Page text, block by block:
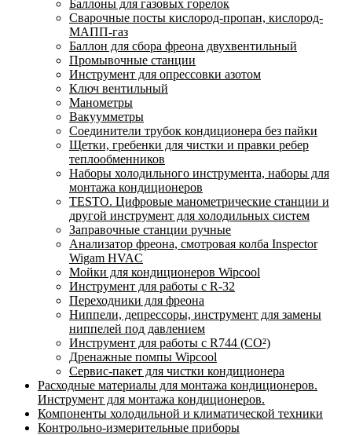
Баллоны для газовых горелок
Сварочные посты кислород-пропан, кислород-
МАПП-газ
Баллон для сбора фреона двухвентильный
Промывочные станции
Инструмент для опрессовки азотом
Ключ вентильный
Манометры
Вакуумметры
Соединители трубок кондиционера без пайки
Щетки, гребенки для чистки и правки ребер
теплообменников
Наборы холодильного инструмента, наборы для
монтажа кондиционеров
TESTO. Цифровые манометрические станции и
другой инструмент для холодильных систем
Заправочные станции ручные
Анализатор фреона, смотровая колба Inspector
Wigam HVAC
Мойки для кондиционеров Wipcool
Инструмент для работы с R-32
Переходники для фреона
Ниппели, депрессоры, инструмент для замены
ниппелей под давлением
Инструмент для работы с R744 (CO²)
Дренажные помпы Wipcool
Сервис-пакет для чистки кондиционера
Расходные материалы для монтажа кондиционеров.
Инструмент для монтажа кондиционеров.
Компоненты холодильной и климатической техники
Контрольно-измерительные приборы